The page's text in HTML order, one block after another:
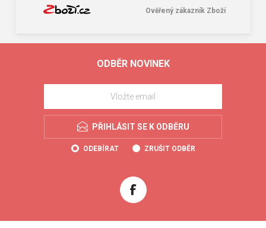
Ověřený zákazník Zboží
ODBĚR NOVINEK
PŘIHLÁSIT SE K ODBĚRU
ODEBÍRAT ZRUŠIT ODBĚR